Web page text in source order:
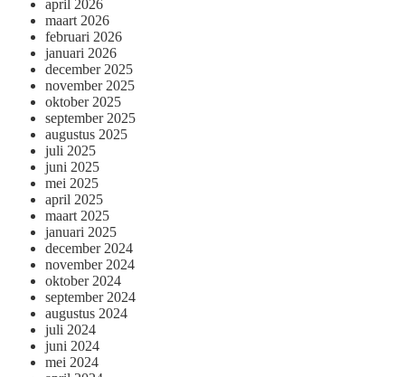
april 2026
maart 2026
februari 2026
januari 2026
december 2025
november 2025
oktober 2025
september 2025
augustus 2025
juli 2025
juni 2025
mei 2025
april 2025
maart 2025
januari 2025
december 2024
november 2024
oktober 2024
september 2024
augustus 2024
juli 2024
juni 2024
mei 2024